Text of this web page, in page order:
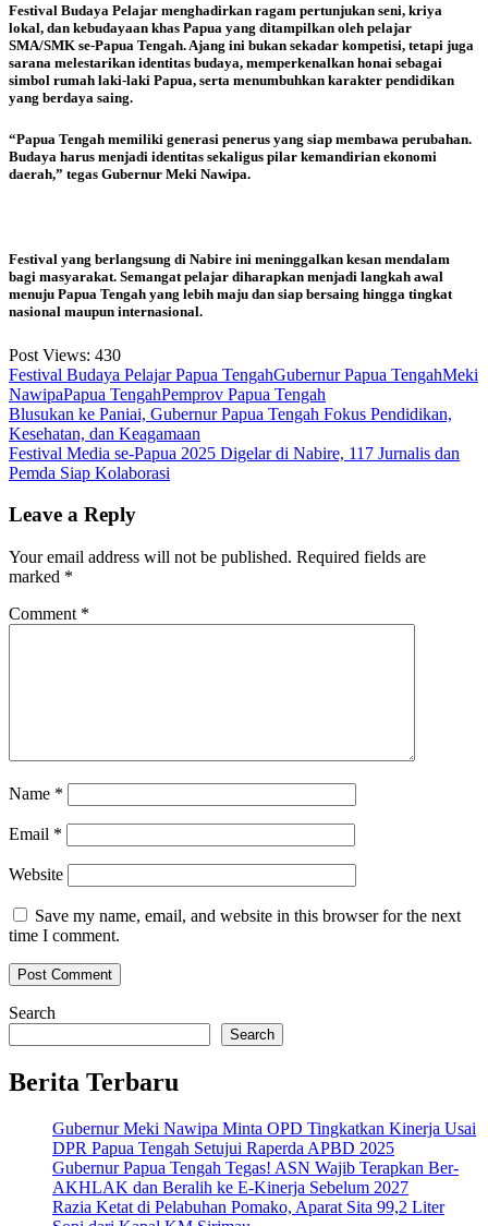
Festival Budaya Pelajar menghadirkan ragam pertunjukan seni, kriya
lokal, dan kebudayaan khas Papua yang ditampilkan oleh pelajar
SMA/SMK se-Papua Tengah. Ajang ini bukan sekadar kompetisi, tetapi juga
sarana melestarikan identitas budaya, memperkenalkan honai sebagai
simbol rumah laki-laki Papua, serta menumbuhkan karakter pendidikan
yang berdaya saing.
“Papua Tengah memiliki generasi penerus yang siap membawa perubahan.
Budaya harus menjadi identitas sekaligus pilar kemandirian ekonomi
daerah,” tegas Gubernur Meki Nawipa.
Festival yang berlangsung di Nabire ini meninggalkan kesan mendalam
bagi masyarakat. Semangat pelajar diharapkan menjadi langkah awal
menuju Papua Tengah yang lebih maju dan siap bersaing hingga tingkat
nasional maupun internasional.
Post Views: 430
Festival Budaya Pelajar Papua TengahGubernur Papua TengahMeki
NawipaPapua TengahPemprov Papua Tengah
Post
navigation
Blusukan ke Paniai, Gubernur Papua Tengah Fokus Pendidikan,
Kesehatan, dan Keagamaan
Festival Media se-Papua 2025 Digelar di Nabire, 117 Jurnalis dan
Pemda Siap Kolaborasi
Leave a Reply
Your email address will not be published. Required fields are
marked *
Comment *
Name *
Email *
Website
Save my name, email, and website in this browser for the next
time I comment.
Search
Search
Berita Terbaru
Gubernur Meki Nawipa Minta OPD Tingkatkan Kinerja Usai
DPR Papua Tengah Setujui Raperda APBD 2025
Gubernur Papua Tengah Tegas! ASN Wajib Terapkan Ber-
AKHLAK dan Beralih ke E-Kinerja Sebelum 2027
Razia Ketat di Pelabuhan Pomako, Aparat Sita 99,2 Liter